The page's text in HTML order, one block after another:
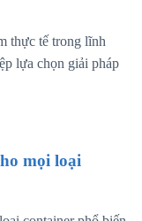
thực tế trong lĩnh
lựa chọn giải pháp
mọi loại